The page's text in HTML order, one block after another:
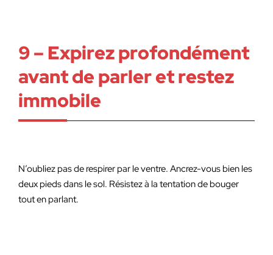
9 – Expirez profondément
avant de parler et restez
immobile
N’oubliez pas de respirer par le ventre. Ancrez-vous bien les
deux pieds dans le sol. Résistez à la tentation de bouger
tout en parlant.